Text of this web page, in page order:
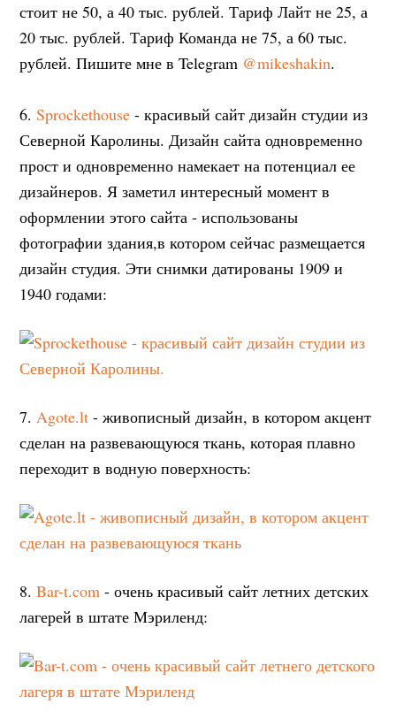
стоит не 50, а 40 тыс. рублей. Тариф Лайт не 25, а
20 тыс. рублей. Тариф Команда не 75, а 60 тыс.
рублей. Пишите мне в Telegram @mikeshakin.
6.Sprockethouse - красивый сайт дизайн студии из
Северной Каролины. Дизайн сайта одновременно
прост и одновременно намекает на потенциал ее
дизайнеров. Я заметил интересный момент в
оформлении этого сайта - использованы
фотографии здания,в котором сейчас размещается
дизайн студия. Эти снимки датированы 1909 и
1940 годами:
7.Agote.lt - живописный дизайн, в котором акцент
сделан на развевающуюся ткань, которая плавно
переходит в водную поверхность:
8.Bar-t.com - очень красивый сайт летних детских
лагерей в штате Мэриленд: